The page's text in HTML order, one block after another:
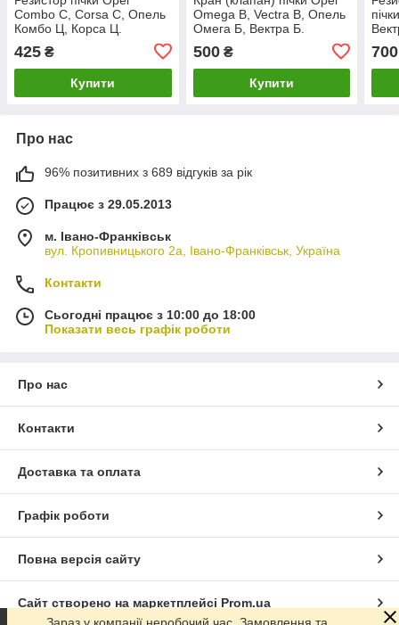
Combo C, Corsa C, Опель
Комбо Ц, Корса Ц.
425 ₴
Купити
Omega B, Vectra B, Опель
Омега Б, Вектра Б.
500₴
Купити
700
Про нас
96% позитивних з 689 відгуків за рік
Працює з 29.05.2013
м. Івано-Франківськ
вул. Кропивницького 2а, Івано-Франківськ, Україна
Контакти
Сьогодні працює з 10:00 до 18:00
Показати весь графік роботи
Про нас
Контакти
Доставка та оплата
Графік роботи
Повна версія сайту
Сайт створено на маркетплейсі Prom.ua